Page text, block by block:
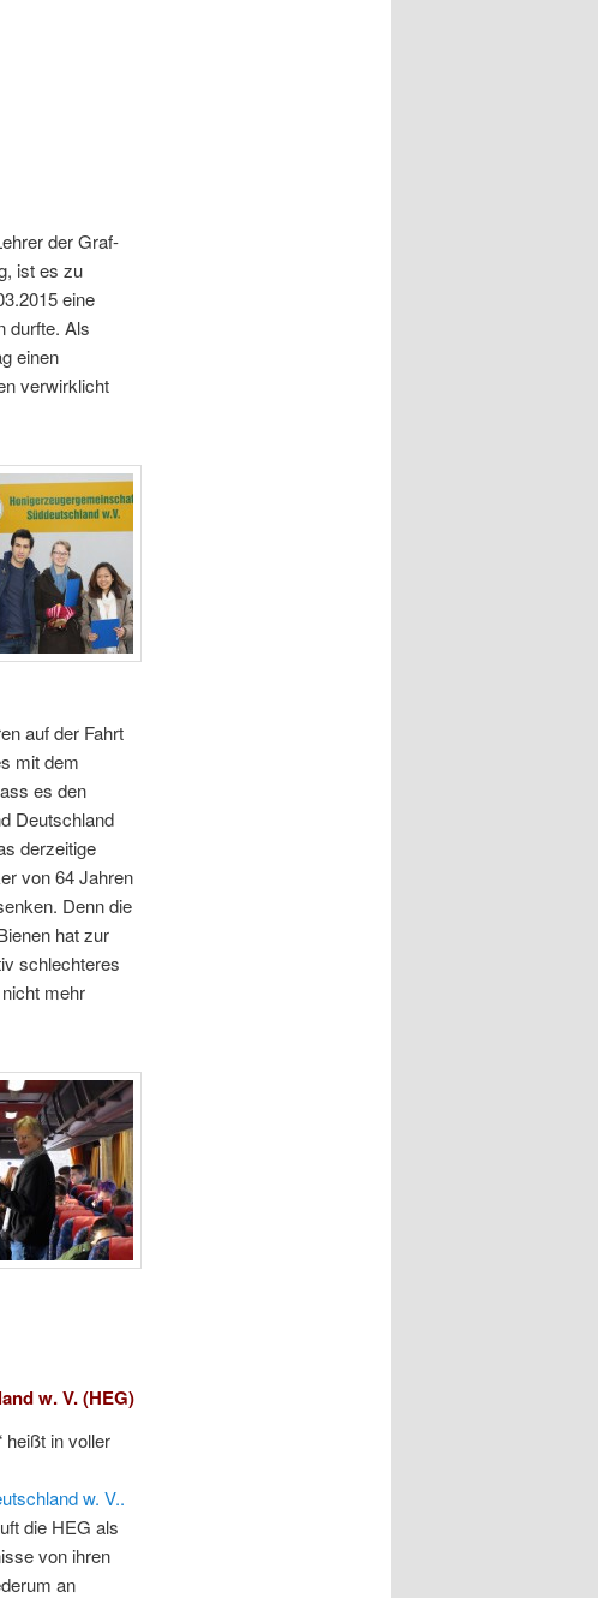
der Graf-
ist es zu
eine
durfte. Als
einen
verwirklicht
auf der Fahrt
mit dem
es den
Deutschland
derzeitige
von 64 Jahren
Denn die
hat zur
schlechteres
mehr
w. V. (HEG)
heißt in voller
w. V..
die HEG als
von ihren
an